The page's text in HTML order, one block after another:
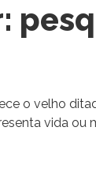
o velho
vida ou